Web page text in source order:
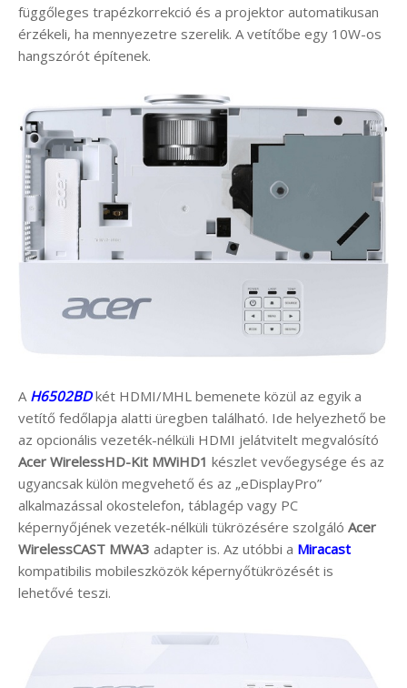
függőleges trapézkorrekció és a projektor automatikusan
érzékeli, ha mennyezetre szerelik. A vetítőbe egy 10W-os
hangszórót építenek.
A H6502BDkét HDMI/MHL bemenete közül az egyik a
vetítő fedőlapja alatti üregben található. Ide helyezhető be
az opcionális vezeték-nélküli HDMI jelátvitelt megvalósító
Acer WirelessHD-Kit MWiHD1 készlet vevőegysége és az
ugyancsak külön megvehető és az „eDisplayPro”
alkalmazással okostelefon, táblagép vagy PC
képernyőjének vezeték-nélküli tükrözésére szolgáló Acer
WirelessCAST MWA3 adapter is. Az utóbbi a Miracast
kompatibilis mobileszközök képernyőtükrözését is
lehetővé teszi.